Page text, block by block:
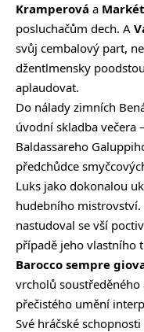
Kramperová a
posluchačům dech. A
svůj cembalový part,
džentlmensky
aplaudovat.
Do nálady zimních
úvodní skladba večera –
Baldassareho
předchůdce
Luks jako dokonalou
hudebního
nastudoval se vší
případě jeho vlastního
Barocco sempre
vrcholů soustředěného
přečistého umění
Své hráčské